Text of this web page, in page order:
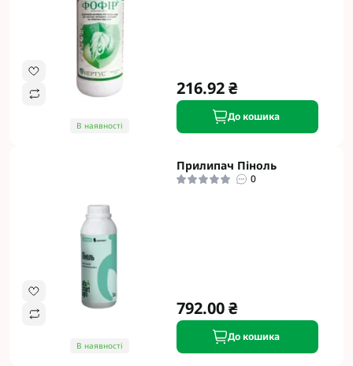
В наявності
216.92 ₴
До кошика
В наявності
Прилипач Піноль
0
792.00 ₴
До кошика